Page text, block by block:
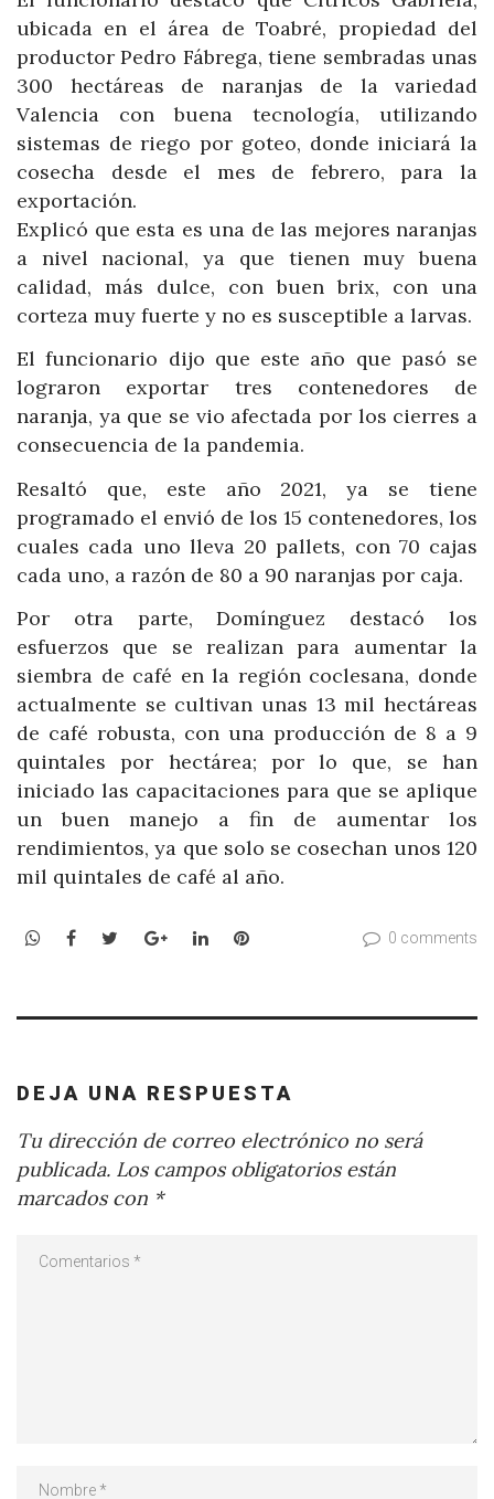
ubicada en el área de Toabré, propiedad del
productor Pedro Fábrega, tiene sembradas unas
300 hectáreas de naranjas de la variedad
Valencia con buena tecnología, utilizando
sistemas de riego por goteo, donde iniciará la
cosecha desde el mes de febrero, para la
exportación.
Explicó que esta es una de las mejores naranjas
a nivel nacional, ya que tienen muy buena
calidad, más dulce, con buen brix, con una
corteza muy fuerte y no es susceptible a larvas.
El funcionario dijo que este año que pasó se
lograron exportar tres contenedores de
naranja, ya que se vio afectada por los cierres a
consecuencia de la pandemia.
Resaltó que, este año 2021, ya se tiene
programado el envió de los 15 contenedores, los
cuales cada uno lleva 20 pallets, con 70 cajas
cada uno, a razón de 80 a 90 naranjas por caja.
Por otra parte, Domínguez destacó los
esfuerzos que se realizan para aumentar la
siembra de café en la región coclesana, donde
actualmente se cultivan unas 13 mil hectáreas
de café robusta, con una producción de 8 a 9
quintales por hectárea; por lo que, se han
iniciado las capacitaciones para que se aplique
un buen manejo a fin de aumentar los
rendimientos, ya que solo se cosechan unos 120
mil quintales de café al año.
WhatsApp
Facebook
TwitterGoogle+LinkedInPinterest 0 comments
DEJA UNA RESPUESTA
Tu dirección de correo electrónico no será
publicada. Los campos obligatorios están
marcados con *